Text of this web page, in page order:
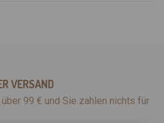
VERSAND
99 € und Sie zahlen nichts für